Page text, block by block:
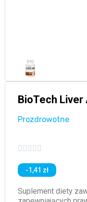
BioTech Liver
Prozdrowotne
    
-1,41 zł
Suplement diety